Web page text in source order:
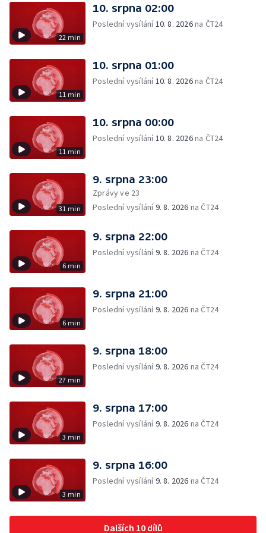
22 min
10. srpna 02:00
Poslední vysílání10. 8. 2026na ČT24
11 min
10. srpna 01:00
Poslední vysílání10. 8. 2026na ČT24
11 min
10. srpna 00:00
Poslední vysílání10. 8. 2026na ČT24
31 min
9. srpna 23:00
Zprávy ve 23
Poslední vysílání9. 8. 2026 na ČT24
6 min
9. srpna 22:00
Poslední vysílání9. 8. 2026 na ČT24
6 min
9. srpna 21:00
Poslední vysílání9. 8. 2026 na ČT24
27 min
9. srpna 18:00
Poslední vysílání9. 8. 2026 na ČT24
3 min
9. srpna 17:00
Poslední vysílání9. 8. 2026 na ČT24
3 min
9. srpna 16:00
Poslední vysílání9. 8. 2026 na ČT24
Dalších 10 dílů